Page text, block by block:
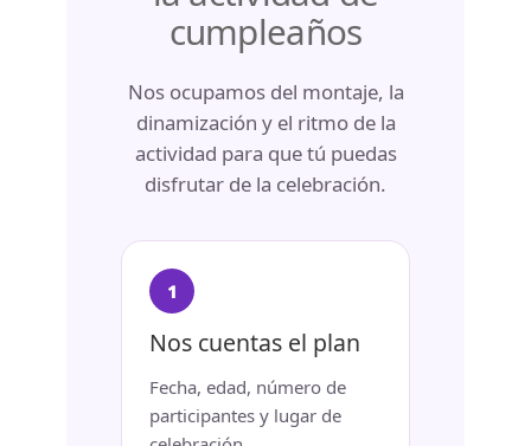
cumpleaños
Nos ocupamos del montaje, la
dinamización y el ritmo de la
actividad para que tú puedas
disfrutar de la celebración.
Nos cuentas el plan
Fecha, edad, número de
participantes y lugar de